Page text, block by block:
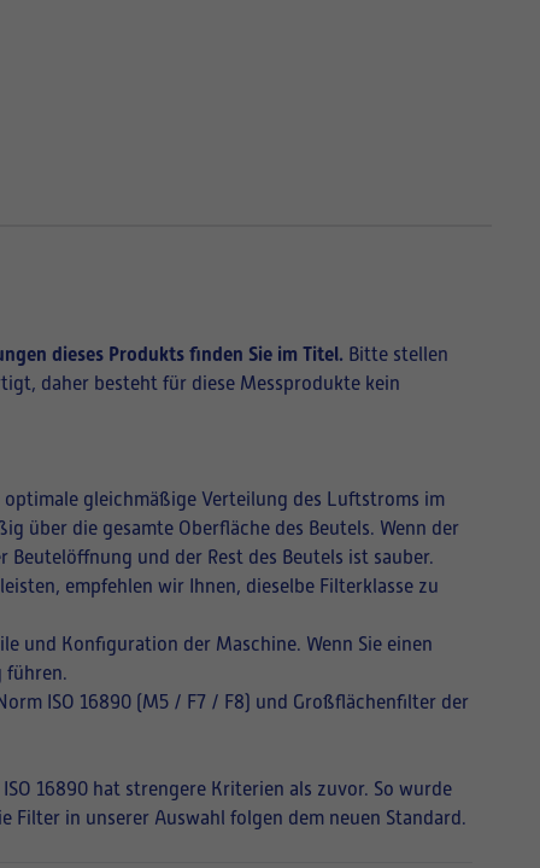
dieses Produkts finden Sie im Titel. Bitte stellen
daher besteht für diese Messprodukte kein
gleichmäßige Verteilung des Luftstroms im
über die gesamte Oberfläche des Beutels. Wenn der
und der Rest des Beutels ist sauber.
empfehlen wir Ihnen, dieselbe Filterklasse zu
und Konfiguration der Maschine. Wenn Sie einen
führen.
ISO 16890 (M5 / F7 / F8) und Großflächenfilter der
16890 hat strengere Kriterien als zuvor. So wurde
Filter in unserer Auswahl folgen dem neuen Standard.